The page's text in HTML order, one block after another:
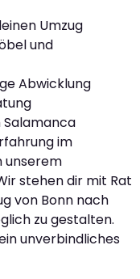
Umzug
und
Abwicklung
Salamanca
im
unserem
stehen dir mit Rat
von Bonn nach
zu gestalten.
unverbindliches